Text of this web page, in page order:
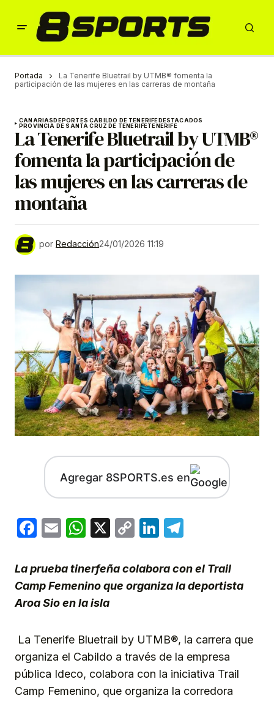
Portada
La Tenerife Bluetrail by UTMB® fomenta la
participación de las mujeres en las carreras de montaña
CANARIASDEPORTES CABILDO DE TENERIFEDESTACADOS
PROVINCIA DE SANTA CRUZ DE TENERIFETENERIFE
La Tenerife Bluetrail by UTMB®
fomenta la participación de
las mujeres en las carreras de
montaña
por Redacción24/01/2026 11:19
Agregar 8SPORTS.es en
Facebook
EmailWhatsApp
X
CopyLinkedIn
La prueba tinerfeña colabora con el Trail
Camp Femenino que organiza la deportista
Aroa Sio en la isla
La Tenerife Bluetrail by UTMB®, la carrera que
organiza el Cabildo a través de la empresa
pública Ideco, colabora con la iniciativa Trail
Camp Femenino, que organiza la corredora